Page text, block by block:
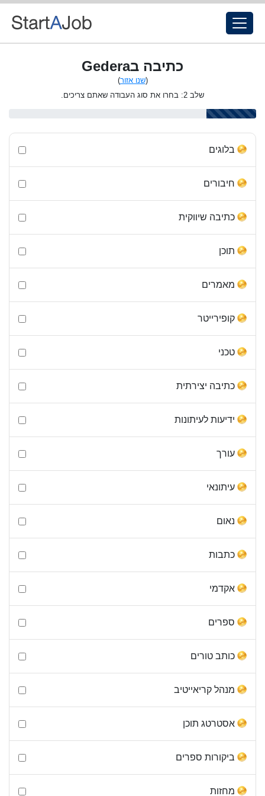
כתיבה בGedera
(שנו אזור)
שלב 2: בחרו את סוג העבודה שאתם צריכים.
בלוגים
חיבורים
כתיבה שיווקית
תוכן
מאמרים
קופירייטר
טכני
כתיבה יצירתית
ידיעות לעיתונות
עורך
עיתונאי
נאום
כתבות
אקדמי
ספרים
כותב טורים
מנהל קריאייטיב
אסטרטג תוכן
ביקורות ספרים
מחזות